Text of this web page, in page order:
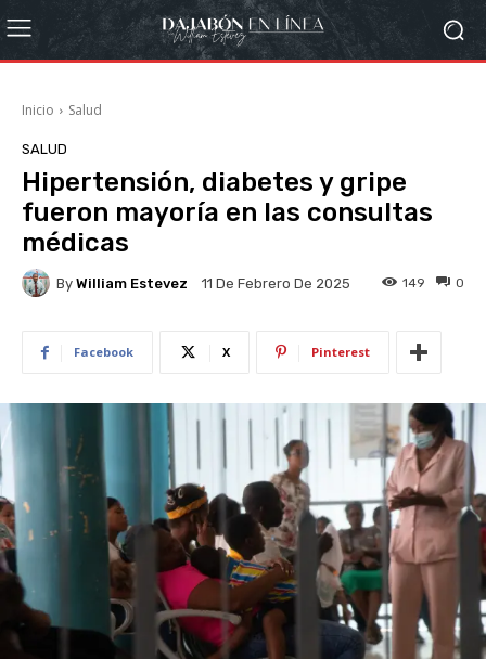
Inicio Salud
SALUD
Hipertensión, diabetes y gripe
fueron mayoría en las consultas
médicas
By William Estevez 11 De Febrero De 2025 0
149
Facebook X Pinterest